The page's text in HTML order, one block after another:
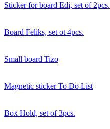
Sticker for board Edi, set of 2pcs.
Board Feliks, set ot 4pcs.
Small board Tizo
Magnetic sticker To Do List
Box Hold, set of 3pcs.